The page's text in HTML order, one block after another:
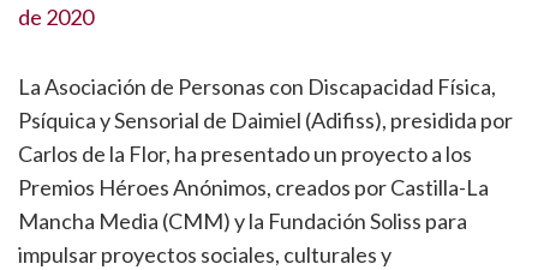
de 2020
La Asociación de Personas con Discapacidad Física,
Psíquica y Sensorial de Daimiel (Adifiss), presidida por
Carlos de la Flor, ha presentado un proyecto a los
Premios Héroes Anónimos, creados por Castilla-La
Mancha Media (CMM) y la Fundación Soliss para
impulsar proyectos sociales, culturales y